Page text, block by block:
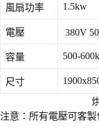
風扇功率 1.5kw
電壓 380V
容量 500-
尺寸
注意：所有電壓可客製